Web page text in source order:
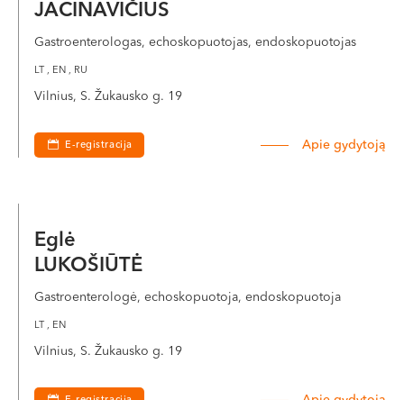
JACINAVIČIUS
Gastroenterologas, echoskopuotojas, endoskopuotojas
LT , EN , RU
Vilnius, S. Žukausko g. 19
E-registracija Apie gydytoją
Eglė
LUKOŠIŪTĖ
Gastroenterologė, echoskopuotoja, endoskopuotoja
LT , EN
Vilnius, S. Žukausko g. 19